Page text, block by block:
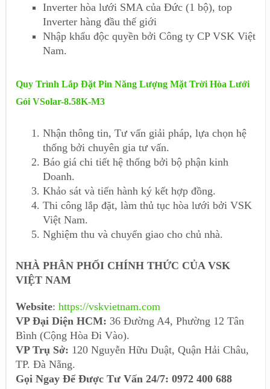
Inverter hòa lưới SMA của Đức (1 bộ), top
Inverter hàng đầu thế giới
Nhập khẩu độc quyền bởi Công ty CP VSK Việt
Nam.
Quy Trình Lắp Đặt Pin Năng Lượng Mặt Trời Hòa Lưới
Gói VSolar-8.58K-M3
Nhận thông tin, Tư vấn giải pháp, lựa chọn hệ
thống bởi chuyên gia tư vấn.
Báo giá chi tiết hệ thống bởi bộ phận kinh
Doanh.
Khảo sát và tiến hành ký kết hợp đồng.
Thi công lắp đặt, làm thủ tục hòa lưới bởi VSK
Việt Nam.
Nghiệm thu và chuyển giao cho chủ nhà.
NHÀ PHÂN PHỐI CHÍNH THỨC CỦA VSK
VIỆT NAM
Website: https://vskvietnam.com
VP Đại Diện HCM: 36 Đường A4, Phường 12 Tân
Bình (Cộng Hòa Đi Vào).
VP Trụ Sở: 120 Nguyễn Hữu Duật, Quận Hải Châu,
TP. Đà Nẵng.
Gọi Ngay Để Được Tư Vấn 24/7: 0972 400 688